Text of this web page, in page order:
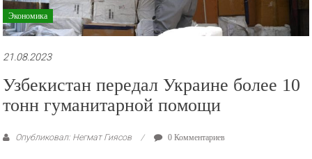
Экономика
21.08.2023
Узбекистан передал Украине более 10
тонн гуманитарной помощи
Опубликовал: Негмат Гиясов 0 Комментариев